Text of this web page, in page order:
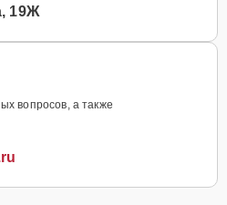
19Ж
вопросов, а также